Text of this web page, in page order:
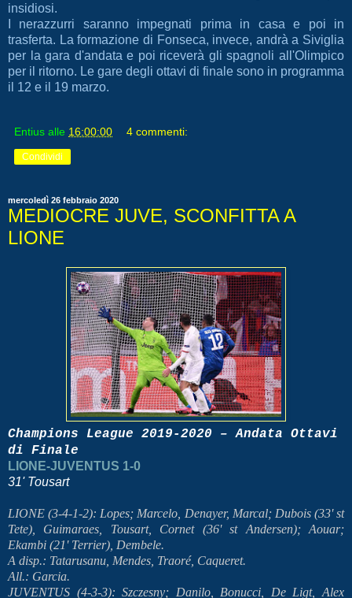
insidiosi.
I nerazzurri saranno impegnati prima in casa e poi in
trasferta. La formazione di Fonseca, invece, andrà a Siviglia
per la gara d'andata e poi riceverà gli spagnoli all'Olimpico
per il ritorno. Le gare degli ottavi di finale sono in programma
il 12 e il 19 marzo.
Entius alle 16:00:00 4 commenti:
Condividi
mercoledì 26 febbraio 2020
MEDIOCRE JUVE, SCONFITTA A
LIONE
Champions League 2019-2020 – Andata Ottavi
di Finale
LIONE-JUVENTUS 1-0
31' Tousart
LIONE (3-4-1-2): Lopes; Marcelo, Denayer, Marcal; Dubois (33' st
Tete), Guimaraes, Tousart, Cornet (36' st Andersen); Aouar;
Ekambi (21' Terrier), Dembele.
A disp.: Tatarusanu, Mendes, Traoré, Caqueret.
All.: Garcia.
JUVENTUS (4-3-3): Szczesny; Danilo, Bonucci, De Ligt, Alex